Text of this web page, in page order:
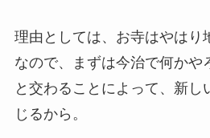
理由としては、お寺はやはり
なので、まずは今治で何かや
と交わることによって、新し
じるから。